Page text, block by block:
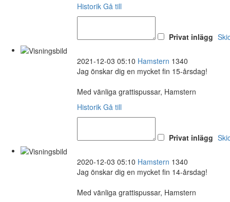
Historik Gå till
Privat inlägg
2021-12-03 05:10 Hamstern 1340
Jag önskar dig en mycket fin 15-årsdag!
Med vänliga grattispussar, Hamstern
Historik Gå till
Privat inlägg
2020-12-03 05:10 Hamstern 1340
Jag önskar dig en mycket fin 14-årsdag!
Med vänliga grattispussar, Hamstern